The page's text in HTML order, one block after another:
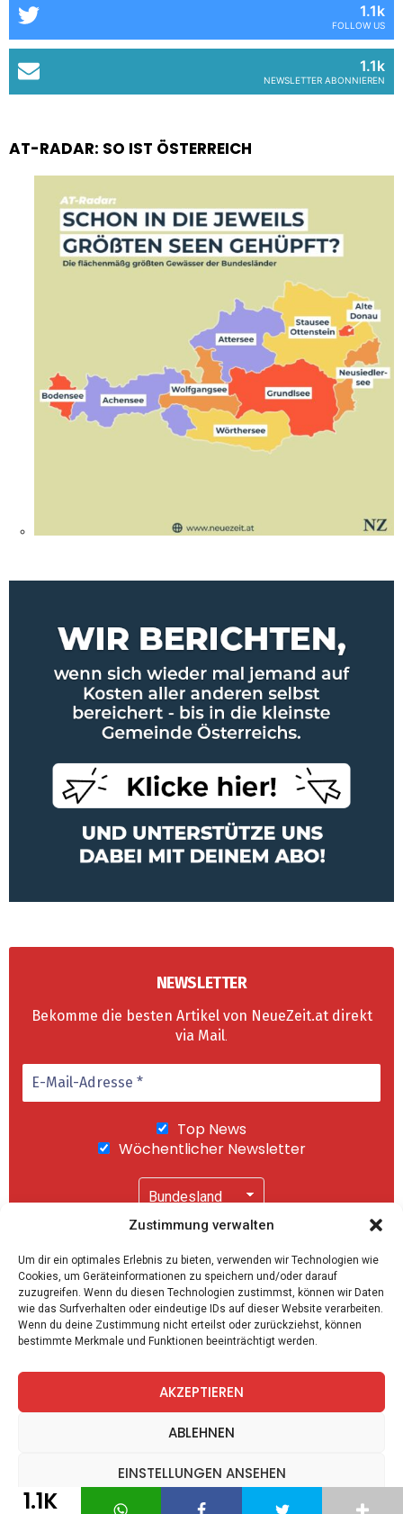
Zustimmung verwalten
Um dir ein optimales Erlebnis zu bieten, verwenden wir Technologien wie
Cookies, um Geräteinformationen zu speichern und/oder darauf
zuzugreifen. Wenn du diesen Technologien zustimmst, können wir Daten
wie das Surfverhalten oder eindeutige IDs auf dieser Website verarbeiten.
Wenn du deine Zustimmung nicht erteilst oder zurückziehst, können
bestimmte Merkmale und Funktionen beeinträchtigt werden.
AKZEPTIEREN
ABLEHNEN
EINSTELLUNGEN ANSEHEN
Datenschutz Datenschutz Impressum
1.1k
FOLLOW US
1.1k
NEWSLETTER ABONNIEREN
AT-RADAR: SO IST ÖSTERREICH
NEWSLETTER
Bekomme die besten Artikel von NeueZeit.at direkt
via Mail.
Top News
Wöchentlicher Newsletter
"Abonnieren" akzeptierst Du unsere
Datenschutzerklärung.
twitter
1.1K